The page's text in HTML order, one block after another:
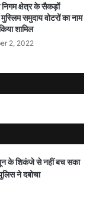
निगम क्षेत्र के सैकड़ों
समुदाय वोटरों का नाम
शामिल
2, 2022
के शिकंजे से नहीं बच सका
ने दबोचा